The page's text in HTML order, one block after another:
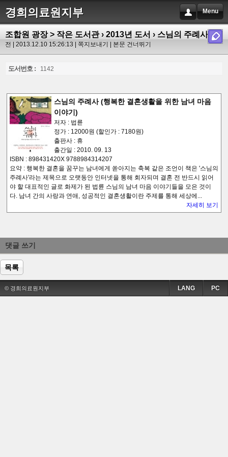
경희의료원지부 Menu
조합원 광장 > 작은 도서관› 2013년 도서 › 스님의 주례사
선
전 | 2013.12.10 15:26:13 | 쪽지보내기 본문 건너뛰기
도서번호 : 1142
스님의 주례사 (행복한 결혼생활을 위한 남녀 마음
이야기)
저자 : 법륜
정가 : 12000원 (할인가 : 7180원)
출판사 : 휴
출간일 : 2010. 09. 13
ISBN : 898431420X 9788984314207
요약 : 행복한 결혼을 꿈꾸는 남녀에게 쏟아지는 축복 같은 조언이 책은 '스님의
주례사'라는 제목으로 오랫동안 인터넷을 통해 회자되며 결혼 전 반드시 읽어
야 할 대표적인 글로 화제가 된 법륜 스님의 남녀 마음 이야기들을 모은 것이
다. 남녀 간의 사랑과 연애, 성공적인 결혼생활이란 주제를 통해 세상에...
자세히 보기
댓글 쓰기
목록
© 경희의료원지부 PC
LANG